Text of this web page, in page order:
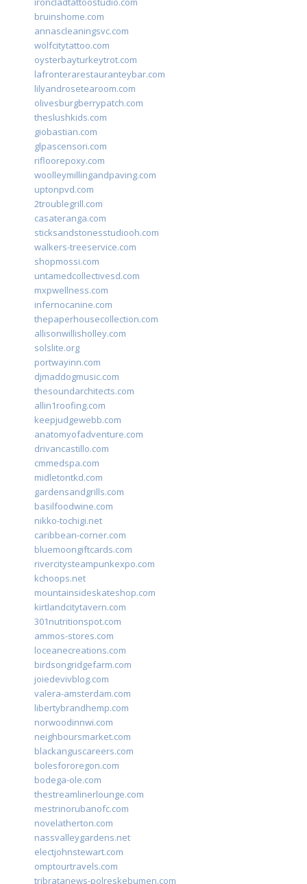
bruinshome.com
annascleaningsvc.com
wolfcitytattoo.com
oysterbayturkeytrot.com
lafronterarestauranteybar.com
lilyandrosetearoom.com
olivesburgberrypatch.com
theslushkids.com
giobastian.com
glpascensori.com
rifloorepoxy.com
woolleymillingandpaving.com
uptonpvd.com
2troublegrill.com
casateranga.com
sticksandstonesstudiooh.com
walkers-treeservice.com
shopmossi.com
untamedcollectivesd.com
mxpwellness.com
infernocanine.com
thepaperhousecollection.com
allisonwillisholley.com
solslite.org
portwayinn.com
djmaddogmusic.com
thesoundarchitects.com
allin1roofing.com
keepjudgewebb.com
anatomyofadventure.com
drivancastillo.com
cmmedspa.com
midletontkd.com
gardensandgrills.com
basilfoodwine.com
nikko-tochigi.net
caribbean-corner.com
bluemoongiftcards.com
rivercitysteampunkexpo.com
kchoops.net
mountainsideskateshop.com
kirtlandcitytavern.com
301nutritionspot.com
ammos-stores.com
loceanecreations.com
birdsongridgefarm.com
joiedevivblog.com
valera-amsterdam.com
libertybrandhemp.com
norwoodinnwi.com
neighboursmarket.com
blackanguscareers.com
bolesfororegon.com
bodega-ole.com
thestreamlinerlounge.com
mestrinorubanofc.com
novelatherton.com
nassvalleygardens.net
electjohnstewart.com
omptourtravels.com
tribratanews-polreskebumen.com